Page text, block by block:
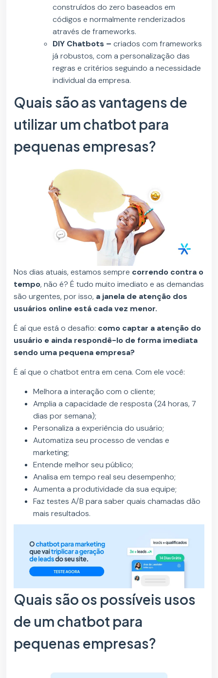
construídos do zero baseados em
códigos e normalmente renderizados
através de frameworks.
DIY Chatbots –criados com frameworks
já robustos, com a personalização das
regras e critérios seguindo a necessidade
individual da empresa.
Quais são as vantagens de
utilizar um chatbot para
pequenas empresas?
Nos dias atuais, estamos sempre correndo contra o
tempo, não é? É tudo muito imediato e as demandas
são urgentes, por isso, a janela de atenção dos
usuários online está cada vez menor.
É aí que está o desafio: como captar a atenção do
usuário e ainda respondê-lo de forma imediata
sendo uma pequena empresa?
É aí que o chatbot entra em cena. Com ele você:
Melhora a interação com o cliente;
Amplia a capacidade de resposta (24 horas, 7
dias por semana);
Personaliza a experiência do usuário;
Automatiza seu processo de vendas e
marketing;
Entende melhor seu público;
Analisa em tempo real seu desempenho;
Aumenta a produtividade da sua equipe;
Faz testes A/B para saber quais chamadas dão
mais resultados.
Quais são os possíveis usos
de um chatbot para
pequenas empresas?